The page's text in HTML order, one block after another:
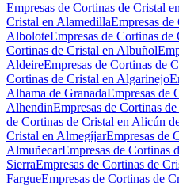
Empresas de Cortinas de Cristal
Cristal en AlamedillaEmpresas
AlboloteEmpresas de Cortinas
Cortinas de Cristal en Albuñol
AldeireEmpresas de Cortinas de
Cortinas de Cristal en Algarinejo
Alhama de GranadaEmpresas de
AlhendinEmpresas de Cortinas
de Cortinas de Cristal en Alicún
Cristal en AlmegíjarEmpresas de
AlmuñecarEmpresas de Cortinas
SierraEmpresas de Cortinas de
FargueEmpresas de Cortinas de